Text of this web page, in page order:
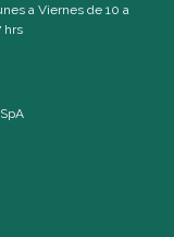
a Viernes de 10 a
hrs